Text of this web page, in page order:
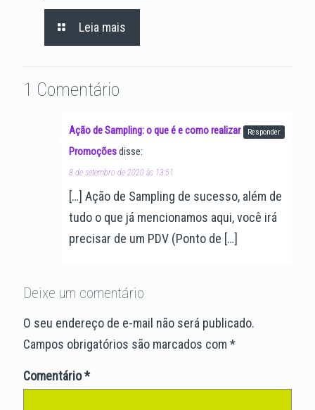
Leia mais
1 Comentário
Ação de Sampling: o que é e como realizar - Aliança
Promoçõesdisse:
8 de setembro de 2020 às 13:51
[…] Ação de Sampling de sucesso, além de
tudo o que já mencionamos aqui, você irá
precisar de um PDV (Ponto de […]
Responder
Deixe um comentário
O seu endereço de e-mail não será publicado.
Campos obrigatórios são marcados com *
Comentário*